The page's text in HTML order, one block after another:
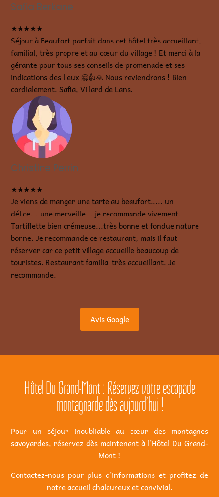
Safia Berkane
★★★★★
Séjour à Beaufort parfait dans cet hôtel très accueillant,
familial, très propre et au cœur du village ! Et merci à la
gérante pour tous ses conseils de promenade et ses
indications des lieux 🤗👍🙏 Nous reviendrons ! Bien
cordialement. Safia, Villard de Lans.
Christine Perrin
★★★★★
Je viens de manger une tarte au beaufort..... un
délice....une merveille... je recommande vivement.
Tartiflette bien crémeuse...très bonne et fondue nature
bonne. Je recommande ce restaurant, mais il faut
réserver car ce petit village accueille beaucoup de
touristes. Restaurant familial très accueillant. Je
recommande.
Avis Google
Hôtel Du Grand-Mont : Réservez votre escapade
montagnarde dès aujourd’hui !
Pour un séjour inoubliable au cœur des montagnes
savoyardes, réservez dès maintenant à l’Hôtel Du Grand-
Mont !
Contactez-nous pour plus d’informations et profitez de
notre accueil chaleureux et convivial.